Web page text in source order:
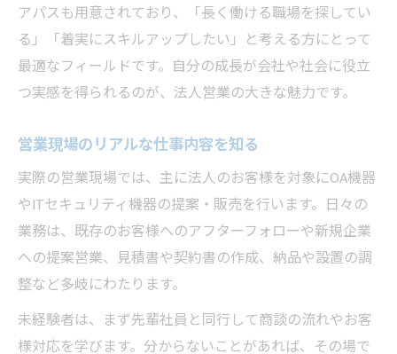
アパスも用意されており、「長く働ける職場を探してい
る」「着実にスキルアップしたい」と考える方にとって
最適なフィールドです。自分の成長が会社や社会に役立
つ実感を得られるのが、法人営業の大きな魅力です。
営業現場のリアルな仕事内容を知る
実際の営業現場では、主に法人のお客様を対象にOA機器
やITセキュリティ機器の提案・販売を行います。日々の
業務は、既存のお客様へのアフターフォローや新規企業
への提案営業、見積書や契約書の作成、納品や設置の調
整など多岐にわたります。
未経験者は、まず先輩社員と同行して商談の流れやお客
様対応を学びます。分からないことがあれば、その場で